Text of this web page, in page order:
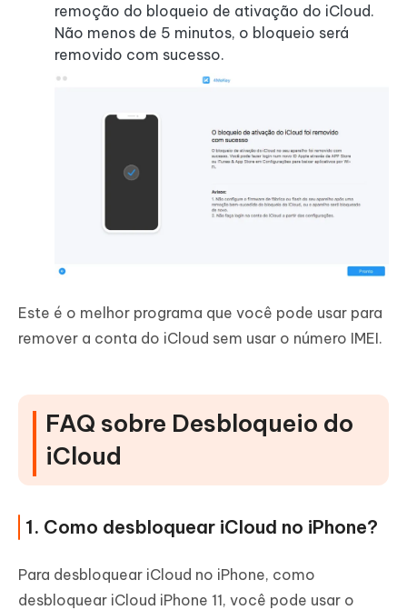
remoção do bloqueio de ativação do iCloud.
Não menos de 5 minutos, o bloqueio será
removido com sucesso.
Este é o melhor programa que você pode usar para
remover a conta do iCloud sem usar o número IMEI.
FAQ sobre Desbloqueio do
iCloud
1. Como desbloquear iCloud no iPhone?
Para desbloquear iCloud no iPhone, como
desbloquear iCloud iPhone 11, você pode usar o